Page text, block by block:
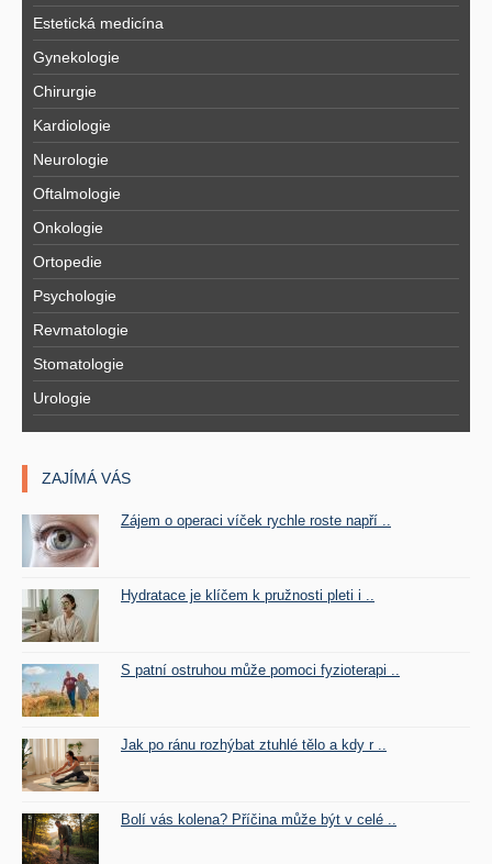
Estetická medicína
Gynekologie
Chirurgie
Kardiologie
Neurologie
Oftalmologie
Onkologie
Ortopedie
Psychologie
Revmatologie
Stomatologie
Urologie
ZAJÍMÁ VÁS
Zájem o operaci víček rychle roste napří ..
Hydratace je klíčem k pružnosti pleti i ..
S patní ostruhou může pomoci fyzioterapi ..
Jak po ránu rozhýbat ztuhlé tělo a kdy r ..
Bolí vás kolena? Příčina může být v celé ..